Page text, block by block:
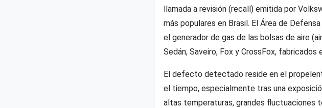
llamada a revisión (recall) emitida por
más populares en Brasil. El Área de
el generador de gas de las bolsas de aire
Sedán, Saveiro, Fox y CrossFox, fabricados
El defecto detectado reside en el
el tiempo, especialmente tras una
altas temperaturas, grandes fluctuaciones